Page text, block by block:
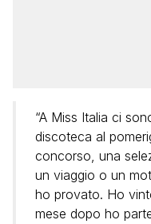
“A Miss Italia ci
discoteca al
concorso, una
un viaggio o un
ho provato. Ho
mese dopo ho